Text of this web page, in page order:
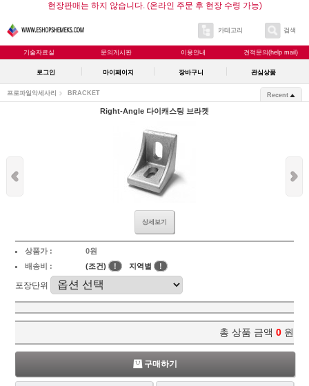
현장판매는 하지 않습니다. (온라인 주문 후 현장 수령 가능)
카테고리 검색
기술자료실 문의게시판 이용안내 견적문의(help mail)
로그인 마이페이지 장바구니 관심상품
프로파일악세사리 BRACKET Recent
Right-Angle 다이캐스팅 브라켓
상세보기
상품가 :
0원
배송비 :
(조건) ! 지역별 !
포장단위
총 상품 금액 0 원
구매하기